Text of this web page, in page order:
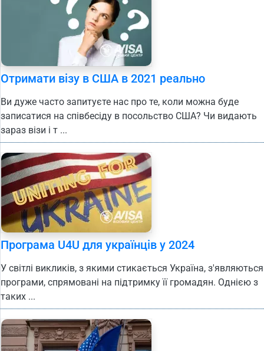
Отримати візу в США в 2021 реально
Ви дуже часто запитуєте нас про те, коли можна буде
записатися на співбесіду в посольство США? Чи видають
зараз візи і т ...
Програма U4U для українців у 2024
У світлі викликів, з якими стикається Україна, з'являються
програми, спрямовані на підтримку її громадян. Однією з
таких ...